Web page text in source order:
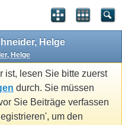
Helge
Helge
ist, lesen Sie bitte zuerst
durch. Sie müssen
Sie Beiträge verfassen
um den